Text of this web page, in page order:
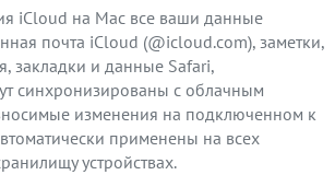
iCloud на Mac все ваши данные
почта iCloud (@icloud.com), заметки,
закладки и данные Safari,
синхронизированы с облачным
изменения на подключенном к
применены на всех
устройствах.